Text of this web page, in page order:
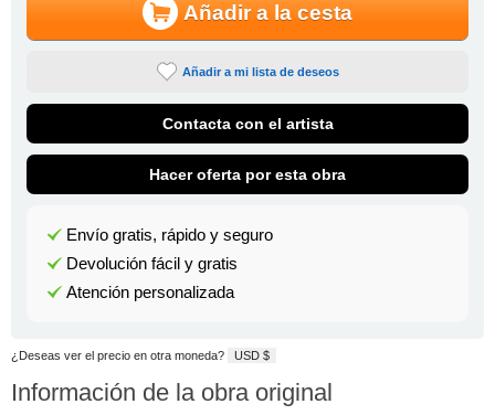
Añadir a la cesta
Añadir a mi lista de deseos
Contacta con el artista
Hacer oferta por esta obra
Envío gratis, rápido y seguro
Devolución fácil y gratis
Atención personalizada
¿Deseas ver el precio en otra moneda? USD $
Información de la obra original